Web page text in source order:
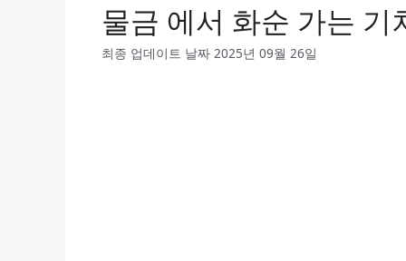
물금 에서 화순 가는 기
최종 업데이트 날짜 2025년 09월 26일